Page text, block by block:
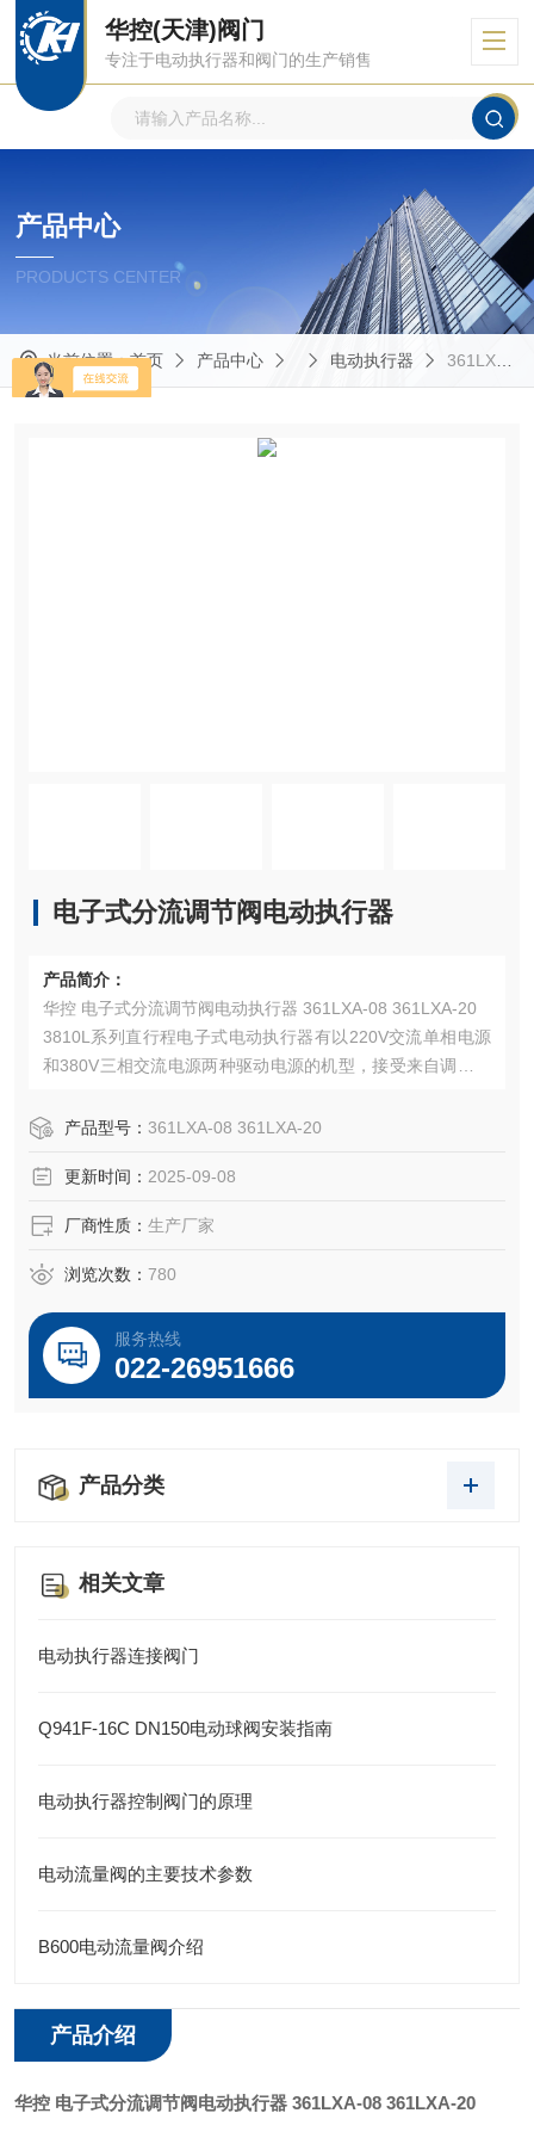
华控(天津)阀门
专注于电动执行器和阀门的生产销售
产品中心
PRODUCTS CENTER
当前位置：首页 产品中心 电动执行器 361LXA-08 361LXA-20电子式分流调节阀电动执行器
电子式分流调节阀电动执行器
产品简介：
华控 电子式分流调节阀电动执行器 361LXA-08 361LXA-20
3810L系列直行程电子式电动执行器有以220V交流单相电源
和380V三相交流电源两种驱动电源的机型，接受来自调节器
动的新型执行器。本系列执行器被用作调节阀的执行机构
阀开度信号功能和手动功能。
产品型号： 361LXA-08 361LXA-20
更新时间： 2025-09-08
厂商性质： 生产厂家
浏览次数： 780
服务热线
022-26951666
产品分类
相关文章
电动执行器连接阀门
Q941F-16C DN150电动球阀安装指南
电动执行器控制阀门的原理
电动流量阀的主要技术参数
B600电动流量阀介绍
产品介绍
华控 电子式分流调节阀电动执行器 361LXA-08 361LXA-20